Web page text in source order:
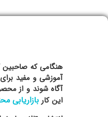
هنگامی که صاحبین
آموزشی و مفید
آگاه شوند و از
این کاربازاریابی